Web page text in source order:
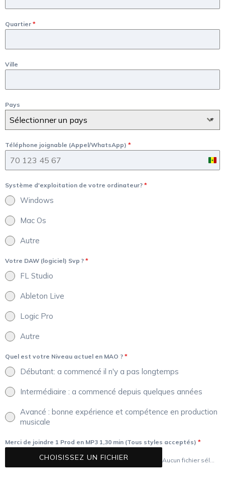
Quartier *
Ville
Pays
Sélectionner un pays
Téléphone joignable (Appel/WhatsApp) *
Système d'exploitation de votre ordinateur? *
Windows
Mac Os
Autre
Votre DAW (logiciel) Svp ? *
FL Studio
Ableton Live
Logic Pro
Autre
Quel est votre Niveau actuel en MAO ? *
Débutant: a commencé il n'y a pas longtemps
Intermédiaire : a commencé depuis quelques années
Avancé : bonne expérience et compétence en production
musicale
Merci de joindre 1 Prod en MP3 1,30 min (Tous styles acceptés) *
CHOISISSEZ UN FICHIER